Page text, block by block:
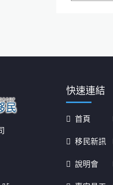
快速連結
首頁
移民新訊
說明會